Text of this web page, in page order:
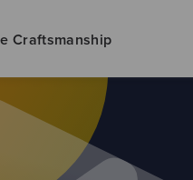
Craftsmanship